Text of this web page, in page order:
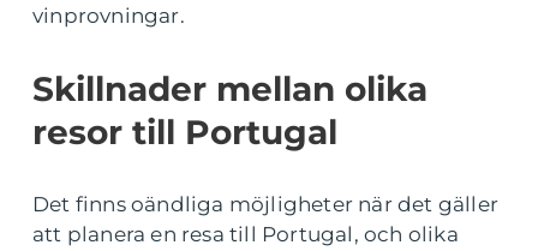
vinprovningar.
Skillnader mellan olika
resor till Portugal
Det finns oändliga möjligheter när det gäller
att planera en resa till Portugal, och olika